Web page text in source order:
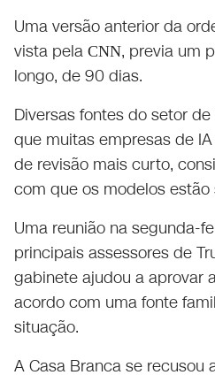
Uma versão anterior da
vista pela CNN, previa um
longo, de 90 dias.
Diversas fontes do setor
que muitas empresas de
de revisão mais curto,
com que os modelos
Uma reunião na segunda-
principais assessores de
gabinete ajudou a aprovar
acordo com uma fonte
situação.
A Casa Branca se recusou